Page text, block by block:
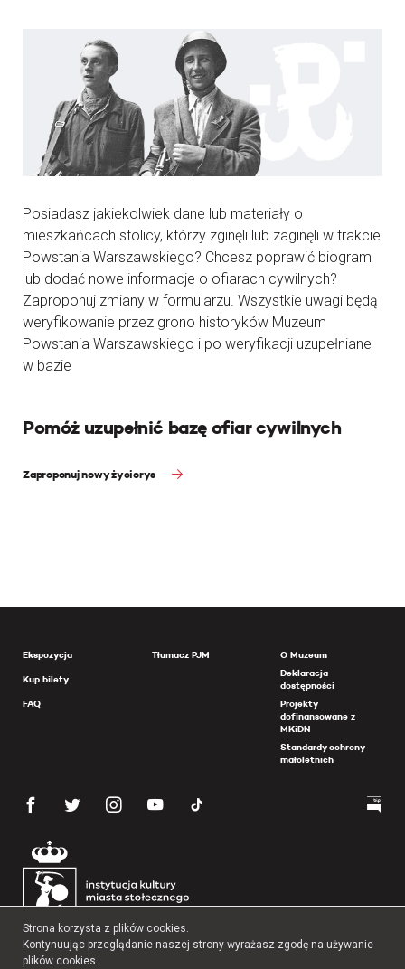
Posiadasz jakiekolwiek dane lub materiały o
mieszkańcach stolicy, którzy zginęli lub zaginęli w trakcie
Powstania Warszawskiego? Chcesz poprawić biogram
lub dodać nowe informacje o ofiarach cywilnych?
Zaproponuj zmiany w formularzu. Wszystkie uwagi będą
weryfikowanie przez grono historyków Muzeum
Powstania Warszawskiego i po weryfikacji uzupełniane
w bazie
Pomóż uzupełnić bazę ofiar cywilnych
Zaproponuj nowy życiorys
Ekspozycja
Kup bilety
FAQ
Tłumacz PJM
O Muzeum
Deklaracja
dostępności
Projekty
dofinansowane z
MKiDN
Standardy ochrony
małoletnich
Strona korzysta z plików cookies.
Kontynuując przeglądanie naszej strony wyrażasz zgodę na używanie
plików cookies.